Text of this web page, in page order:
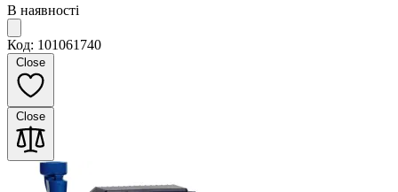
В наявності
Код: 101061740
Close
Close